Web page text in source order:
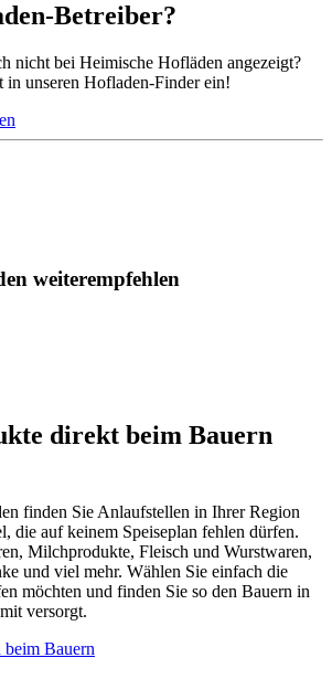
Betreiber?
nicht bei Heimische Hofläden angezeigt?
in unseren Hofladen-Finder ein!
weiterempfehlen
direkt beim Bauern
finden Sie Anlaufstellen in Ihrer Region
die auf keinem Speiseplan fehlen dürfen.
Milchprodukte, Fleisch und Wurstwaren,
und viel mehr. Wählen Sie einfach die
möchten und finden Sie so den Bauern in
versorgt.
Bauern